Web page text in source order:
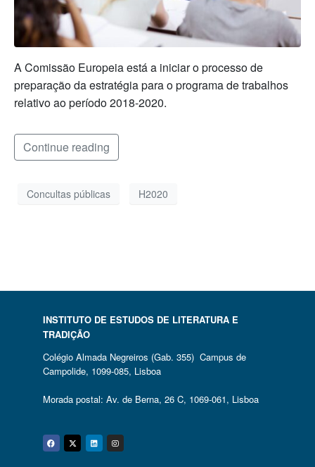
A Comissão Europeia está a iniciar o processo de
preparação da estratégia para o programa de trabalhos
relativo ao período 2018-2020.
Continue reading
Concultas públicas H2020
INSTITUTO DE ESTUDOS DE LITERATURA E
TRADIÇÃO
Colégio Almada Negreiros (Gab. 355) Campus de
Campolide, 1099-085, Lisboa
Morada postal: Av. de Berna, 26 C, 1069-061, Lisboa
Facebook
Twitter
Linkedin
Instagram